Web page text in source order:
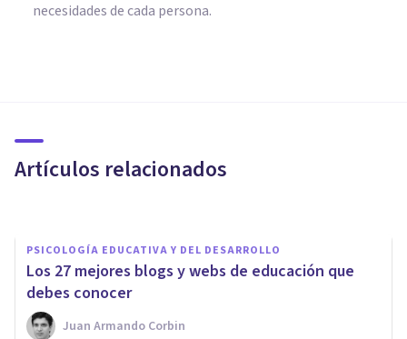
necesidades de cada persona.
Artículos relacionados
expansión
PSICOLOGÍA EDUCATIVA Y DEL DESARROLLO
Los 27 mejores blogs y webs de educación que
debes conocer
Juan Armando Corbin